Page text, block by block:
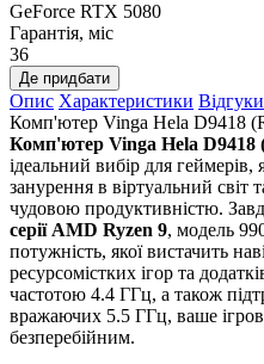
GeForce RTX 5080
Гарантія, міс
36
Де придбати
Опис Характеристики Відгуки
Комп'ютер Vinga Hela D9418
Комп'ютер Vinga Hela D9418
ідеальний вибір для
занурення в віртуальний світ
чудовою продуктивністю.
серії AMD Ryzen 9, модель
потужність, якої вистачить
ресурсомістких ігор та
частотою 4.4 ГГц, а також
вражаючих 5.5 ГГц, ваше
безперебійним.